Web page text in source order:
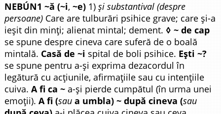
NEBÚN1 ~ă (~i,~e) 1)și substantival (despre
persoane) Care are tulburări psihice grave; care și-a
ieșit din minți; alienat mintal; dement. ◊ ~ de cap
se spune despre cineva care suferă de o boală
mintală. Casă de ~i spital de boli psihice. Ești ~?
se spune pentru a-și exprima dezacordul în
legătură cu acțiunile, afirmațiile sau cu intențiile
cuiva.A fi ca ~ a-și pierde cumpătul (în urma unei
emoții).A fi (sau a umbla) ~ după cineva (sau